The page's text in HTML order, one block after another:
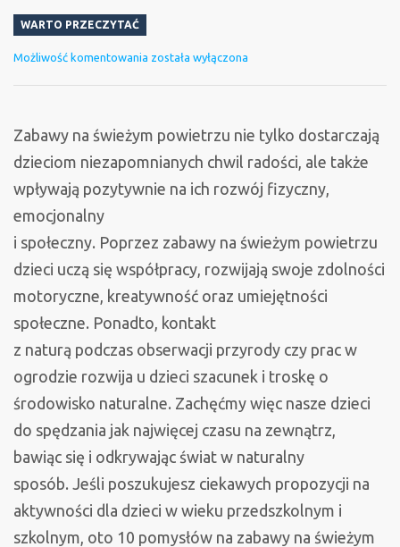
WARTO PRZECZYTAĆ
Możliwość komentowania Pomysły
zabawy
z
dzieckiem
została wyłączona
Zabawy na świeżym powietrzu nie tylko dostarczają
dzieciom niezapomnianych chwil radości, ale także
wpływają pozytywnie na ich rozwój fizyczny,
emocjonalny
i społeczny. Poprzez zabawy na świeżym powietrzu
dzieci uczą się współpracy, rozwijają swoje zdolności
motoryczne, kreatywność oraz umiejętności
społeczne. Ponadto, kontakt
z naturą podczas obserwacji przyrody czy prac w
ogrodzie rozwija u dzieci szacunek i troskę o
środowisko naturalne. Zachęćmy więc nasze dzieci
do spędzania jak najwięcej czasu na zewnątrz,
bawiąc się i odkrywając świat w naturalny
sposób. Jeśli poszukujesz ciekawych propozycji na
aktywności dla dzieci w wieku przedszkolnym i
szkolnym, oto 10 pomysłów na zabawy na świeżym